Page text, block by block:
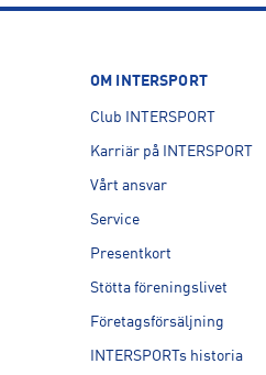
OM INTERSPORT
Club INTERSPORT
Karriär på INTERSPORT
Vårt ansvar
Service
Presentkort
Stötta föreningslivet
Företagsförsäljning
INTERSPORTs historia